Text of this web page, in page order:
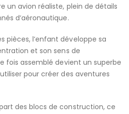
un avion réaliste, plein de détails
d’aéronautique.
pièces, l’enfant développe sa
et son sens de
fois assemblé devient un superbe
pour créer des aventures
des blocs de construction, ce